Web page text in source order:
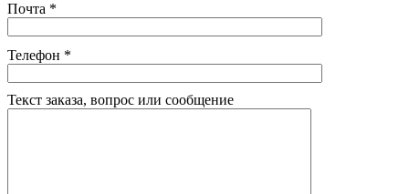
Почта *
Телефон *
Текст заказа, вопрос или сообщение